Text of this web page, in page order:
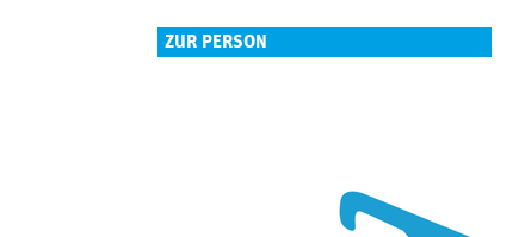
ZUR PERSON